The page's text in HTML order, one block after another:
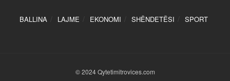
BALLINA LAJME EKONOMI SHËNDETËSI SPORT
© 2024 Qytetimitrovices.com